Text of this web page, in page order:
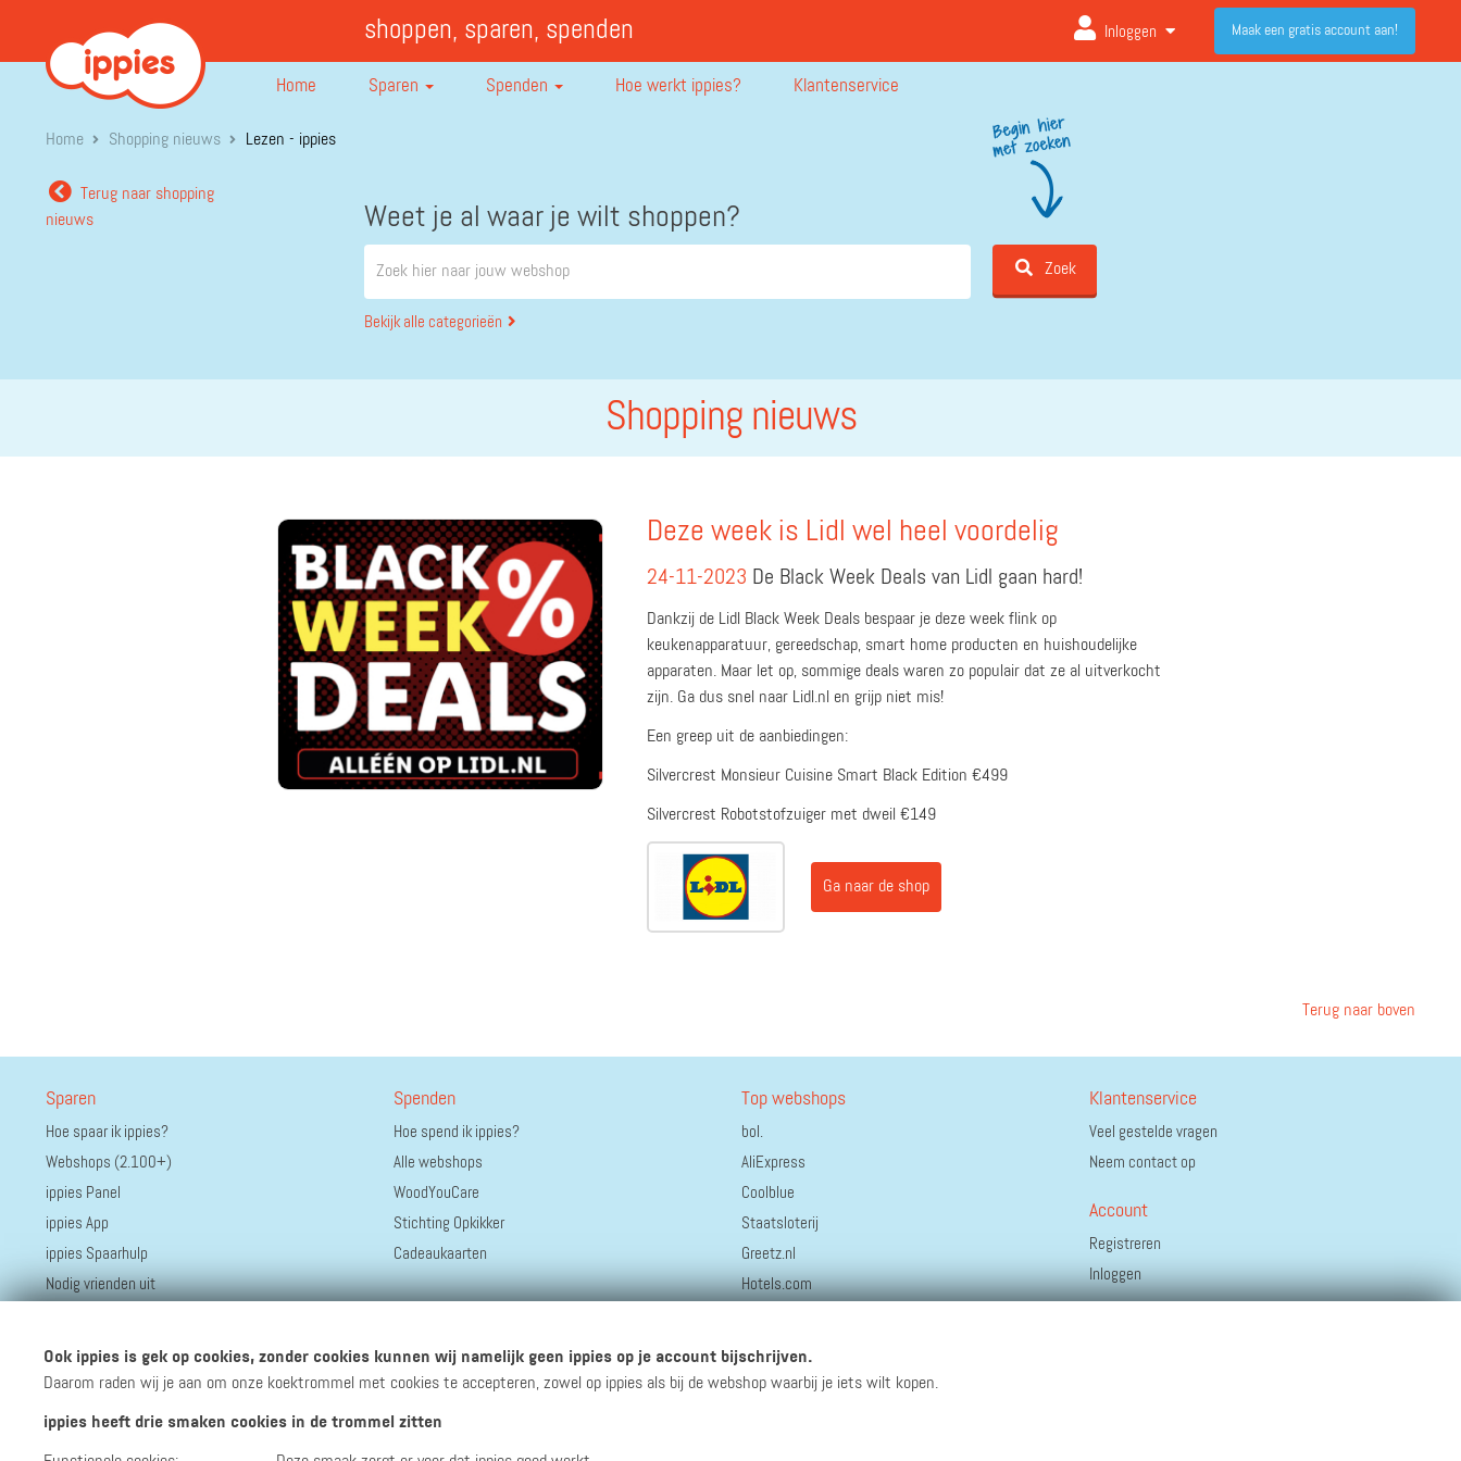
shoppen, sparen, spenden Inloggen Maak een gratis account aan!
Home Sparen Spenden Hoe werkt ippies? Klantenservice
Home Shopping nieuws Lezen - ippies
Terug naar shopping
nieuws
Weet je al waar je wilt shoppen?
Bekijk alle categorieën
Zoek
Shopping nieuws
Deze week is Lidl wel heel voordelig
24-11-2023 De Black Week Deals van Lidl gaan hard!
Dankzij de Lidl Black Week Deals bespaar je deze week flink op
keukenapparatuur, gereedschap, smart home producten en huishoudelijke
apparaten. Maar let op, sommige deals waren zo populair dat ze al uitverkocht
zijn. Ga dus snel naar Lidl.nl en grijp niet mis!
Een greep uit de aanbiedingen:
Silvercrest Monsieur Cuisine Smart Black Edition €499
Silvercrest Robotstofzuiger met dweil €149
Ga naar de shop
Terug naar boven
Sparen
Hoe spaar ik ippies?
Webshops (2.100+)
ippies Panel
ippies App
ippies Spaarhulp
Nodig vrienden uit
Spenden
Hoe spend ik ippies?
Alle webshops
WoodYouCare
Stichting Opkikker
Cadeaukaarten
Top webshops
bol.
AliExpress
Coolblue
Staatsloterij
Greetz.nl
Hotels.com
Bonprix
Klantenservice
Veel gestelde vragen
Neem contact op
Account
Registreren
Inloggen
Ook ippies is gek op cookies, zonder cookies kunnen wij namelijk geen ippies op je account bijschrijven.
Daarom raden wij je aan om onze koektrommel met cookies te accepteren, zowel op ippies als bij de webshop waarbij je iets wilt kopen.
ippies heeft drie smaken cookies in de trommel zitten